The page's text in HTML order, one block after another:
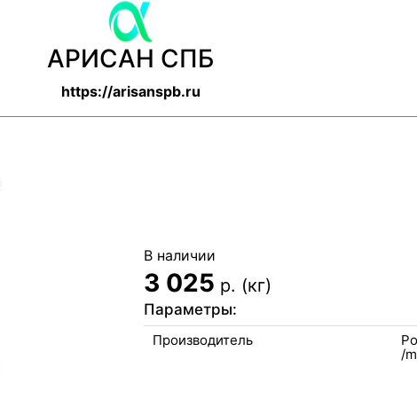
АРИСАН СПБ
https://arisanspb.ru
В наличии
3 025 р. (кг)
Параметры:
Производитель